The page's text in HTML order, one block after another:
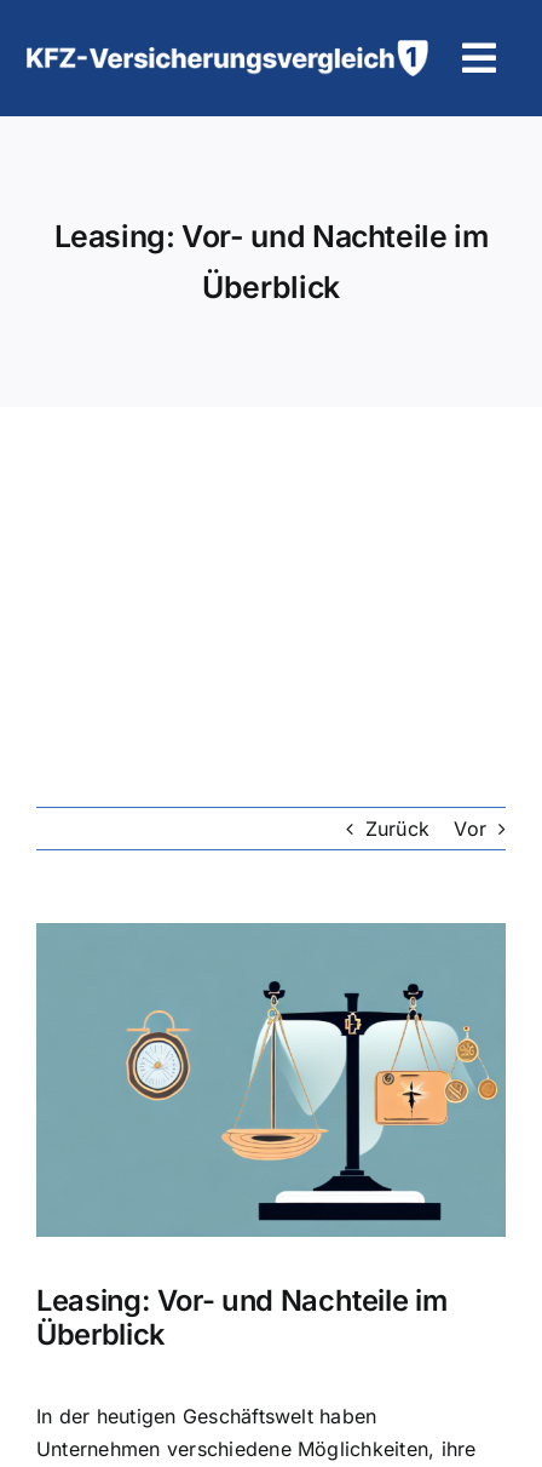
Inhalt
Leasing: Vor- und Nachteile im
Überblick
Zurück Vor
Leasing: Vor- und Nachteile im
Überblick
In der heutigen Geschäftswelt haben
Unternehmen verschiedene Möglichkeiten, ihre